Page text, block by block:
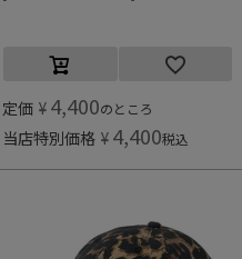
定価 ¥ 4,400のところ
当店特別価格 ¥ 4,400税込